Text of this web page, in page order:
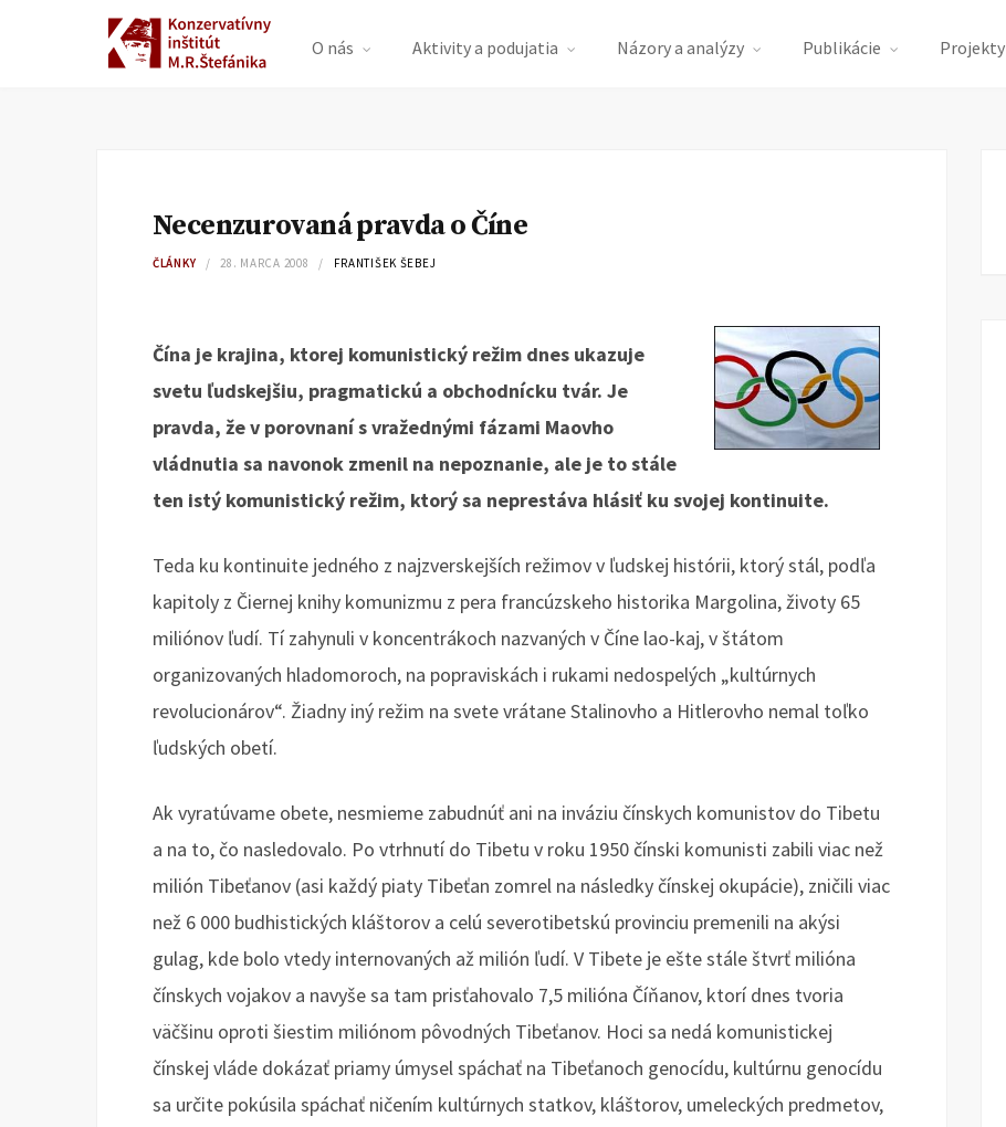
O nás Aktivity a podujatia Názory a analýzy Publikácie Projekty
Necenzurovaná pravda o Číne
ČLÁNKY 28. MARCA 2008 FRANTIŠEK ŠEBEJ
Čína je krajina, ktorej komunistický režim dnes ukazuje
svetu ľudskejšiu, pragmatickú a obchodnícku tvár. Je
pravda, že v porovnaní s vražednými fázami Maovho
vládnutia sa navonok zmenil na nepoznanie, ale je to stále
ten istý komunistický režim, ktorý sa neprestáva hlásiť ku svojej kontinuite.
Teda ku kontinuite jedného z najzverskejších režimov v ľudskej histórii, ktorý stál, podľa
kapitoly z Čiernej knihy komunizmu z pera francúzskeho historika Margolina, životy 65
miliónov ľudí. Tí zahynuli v koncentrákoch nazvaných v Číne lao-kaj, v štátom
organizovaných hladomoroch, na popraviskách i rukami nedospelých „kultúrnych
revolucionárov“. Žiadny iný režim na svete vrátane Stalinovho a Hitlerovho nemal toľko
ľudských obetí.
Ak vyratúvame obete, nesmieme zabudnúť ani na inváziu čínskych komunistov do Tibetu
a na to, čo nasledovalo. Po vtrhnutí do Tibetu v roku 1950 čínski komunisti zabili viac než
milión Tibeťanov (asi každý piaty Tibeťan zomrel na následky čínskej okupácie), zničili viac
než 6 000 budhistických kláštorov a celú severotibetskú provinciu premenili na akýsi
gulag, kde bolo vtedy internovaných až milión ľudí. V Tibete je ešte stále štvrť milióna
čínskych vojakov a navyše sa tam prisťahovalo 7,5 milióna Číňanov, ktorí dnes tvoria
väčšinu oproti šiestim miliónom pôvodných Tibeťanov. Hoci sa nedá komunistickej
čínskej vláde dokázať priamy úmysel spáchať na Tibeťanoch genocídu, kultúrnu genocídu
sa určite pokúsila spáchať ničením kultúrnych statkov, kláštorov, umeleckých predmetov,